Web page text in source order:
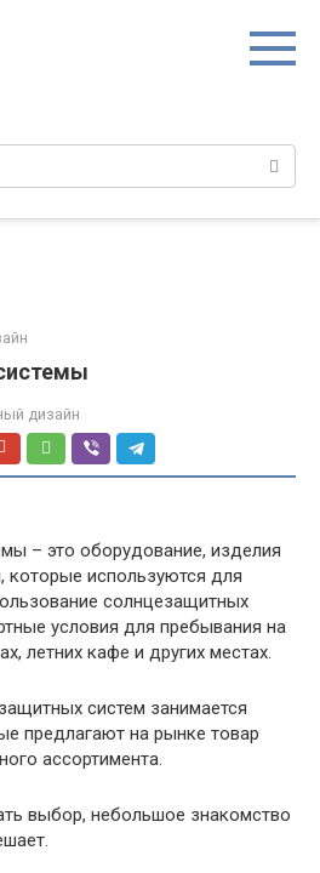
дизайн
– это оборудование, изделия
которые используются для
солнцезащитных
условия для пребывания на
летних кафе и других местах.
систем занимается
предлагают на рынке товар
ассортимента.
выбор, небольшое знакомство